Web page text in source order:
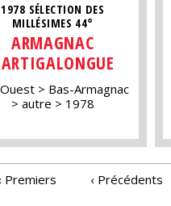
1978 SÉLECTION DES
MILLÉSIMES 44°
ARMAGNAC
Bas-Armagnac
autre
1978
Premiers ‹ Précédents